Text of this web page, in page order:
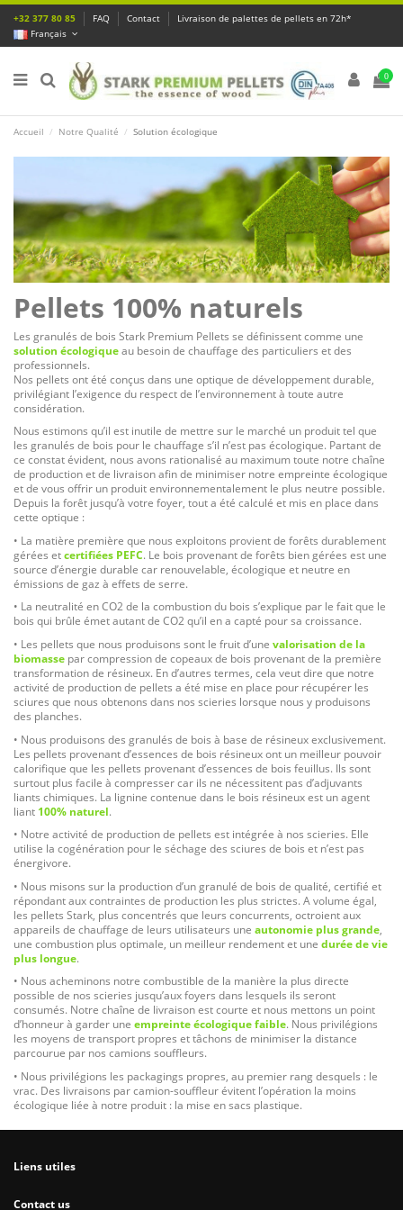
+32 377 80 85 FAQ Contact
Livraison de palettes de pellets en 72h*
Français
0
Accueil Notre Qualité Solution écologique
Pellets 100% naturels
Les granulés de bois Stark Premium Pellets se définissent comme une
solution écologiqueau besoin de chauffage des particuliers et des
professionnels.
Nos pellets ont été conçus dans une optique de développement durable,
privilégiant l’exigence du respect de l’environnement à toute autre
considération.
Nous estimons qu’il est inutile de mettre sur le marché un produit tel que
les granulés de bois pour le chauffage s’il n’est pas écologique. Partant de
ce constat évident, nous avons rationalisé au maximum toute notre chaîne
de production et de livraison afin de minimiser notre empreinte écologique
et de vous offrir un produit environnementalement le plus neutre possible.
Depuis la forêt jusqu’à votre foyer, tout a été calculé et mis en place dans
cette optique :
• La matière première que nous exploitons provient de forêts durablement
gérées etcertifiées PEFC. Le bois provenant de forêts bien gérées est une
source d’énergie durable car renouvelable, écologique et neutre en
émissions de gaz à effets de serre.
• La neutralité en CO2 de la combustion du bois s’explique par le fait que le
bois qui brûle émet autant de CO2 qu’il en a capté pour sa croissance.
• Les pellets que nous produisons sont le fruit d’une valorisation de la
biomasse par compression de copeaux de bois provenant de la première
transformation de résineux. En d’autres termes, cela veut dire que notre
activité de production de pellets a été mise en place pour récupérer les
sciures que nous obtenons dans nos scieries lorsque nous y produisons
des planches.
• Nous produisons des granulés de bois à base de résineux exclusivement.
Les pellets provenant d’essences de bois résineux ont un meilleur pouvoir
calorifique que les pellets provenant d’essences de bois feuillus. Ils sont
surtout plus facile à compresser car ils ne nécessitent pas d’adjuvants
liants chimiques. La lignine contenue dans le bois résineux est un agent
liant 100% naturel.
• Notre activité de production de pellets est intégrée à nos scieries. Elle
utilise la cogénération pour le séchage des sciures de bois et n’est pas
énergivore.
• Nous misons sur la production d’un granulé de bois de qualité, certifié et
répondant aux contraintes de production les plus strictes. A volume égal,
les pellets Stark, plus concentrés que leurs concurrents, octroient aux
appareils de chauffage de leurs utilisateurs une autonomie plus grande,
une combustion plus optimale, un meilleur rendement et une durée de vie
plus longue.
• Nous acheminons notre combustible de la manière la plus directe
possible de nos scieries jusqu’aux foyers dans lesquels ils seront
consumés. Notre chaîne de livraison est courte et nous mettons un point
d’honneur à garder une empreinte écologique faible. Nous privilégions
les moyens de transport propres et tâchons de minimiser la distance
parcourue par nos camions souffleurs.
• Nous privilégions les packagings propres, au premier rang desquels : le
vrac. Des livraisons par camion-souffleur évitent l’opération la moins
écologique liée à notre produit : la mise en sacs plastique.
Liens utiles
Contact us